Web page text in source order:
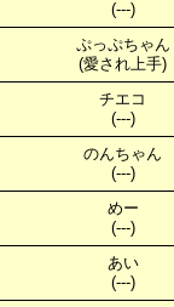
(---)
ぷっぷちゃん
(愛され上手)
チエコ
(---)
のんちゃん
(---)
めー
(---)
あい
(---)